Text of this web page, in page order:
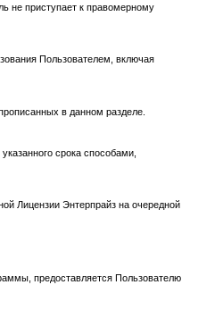
не приступает к правомерному
Пользователем, включая
в данном разделе.
срока способами,
Лицензии Энтерпрайз на очередной
предоставляется Пользователю